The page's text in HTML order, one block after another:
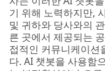
기 위해 노력하지만,
및 귀하와 당사와의
른 곳에서 제공되는
접적인 커뮤니케이션
다. AI 챗봇을 사용함